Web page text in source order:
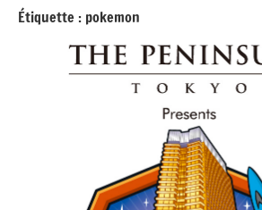
Étiquette : pokemon